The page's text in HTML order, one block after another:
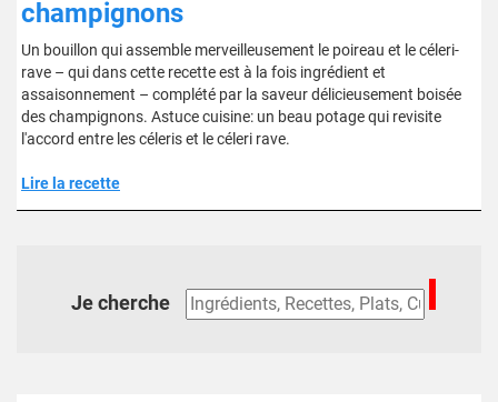
champignons
Un bouillon qui assemble merveilleusement le poireau et le céleri-
rave – qui dans cette recette est à la fois ingrédient et
assaisonnement – complété par la saveur délicieusement boisée
des champignons. Astuce cuisine: un beau potage qui revisite
l'accord entre les céleris et le céleri rave.
Lire la recette
Je cherche